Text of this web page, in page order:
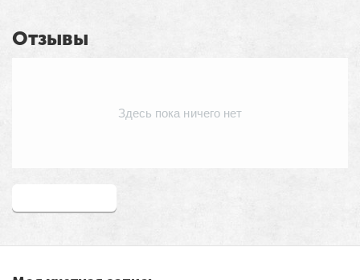
Отзывы
Здесь пока ничего нет